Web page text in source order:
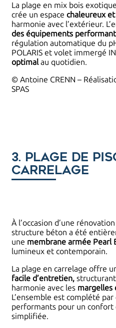
La plage en mix bois
crée un espace chaleureux
harmonie avec l’extérieur.
des équipements
régulation automatique du
POLARIS et volet immergé
optimalau quotidien.
© Antoine CRENN –
SPAS
3. Plage de
carrelage
À l’occasion d’une
structure béton a été
une membrane armée Pearl
lumineux et contemporain.
La plage en carrelage offre
facile d’entretien,
harmonie avec les margelles
L’ensemble est complété
performants pour un
simplifiée.